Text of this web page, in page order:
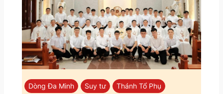
Dòng Đa Minh Suy tư
Thánh Tổ Phụ